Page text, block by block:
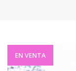
EN VENTA